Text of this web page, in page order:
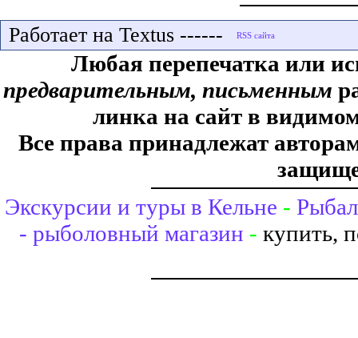
Работает на Textus ------
Любая перепечатка или
предварительным, письменным
линка на сайт в
Все права принадлежат
Экскурсии и туры в Кельне -
- рыболовный магазин - купить,